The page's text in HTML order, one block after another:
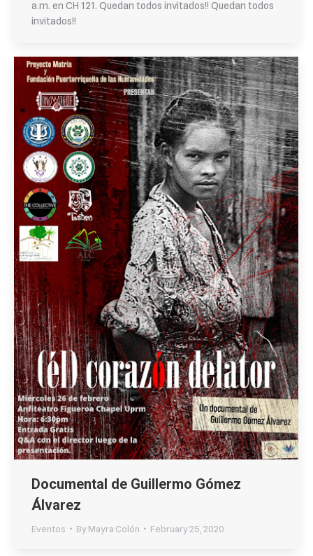
a.m. en CH 121. Quedan todos invitados!! Quedan todos
invitados!!
Documental de Guillermo Gómez
Álvarez
Eventos ByMayra Colón February 25, 2020